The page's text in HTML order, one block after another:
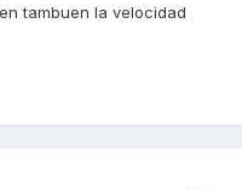
tambuen la velocidad